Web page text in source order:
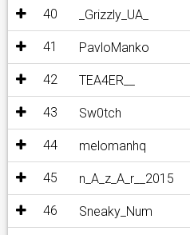
40 _Grizzly_UA_
41 PavloManko
42 TEA4ER__
43 Sw0tch
44 melomanhq
45 n_A_z_A_r__2015
46 Sneaky_Num